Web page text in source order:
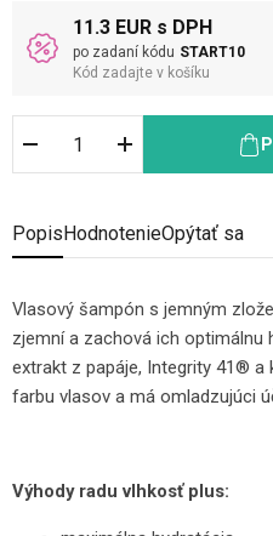
11.3 EUR s DPH
po zadaní kódu START10
Kód zadajte v košíku
Popis HodnotenieOpýtať sa
Vlasový šampón s jemným
zjemní a zachová ich optimálnu
extrakt z papáje, Integrity 41® a
farbu vlasov a má omladzujúci
Výhody radu vlhkosť plus: